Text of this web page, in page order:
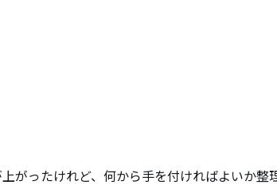
がったけれど、何から手を付ければよいか整